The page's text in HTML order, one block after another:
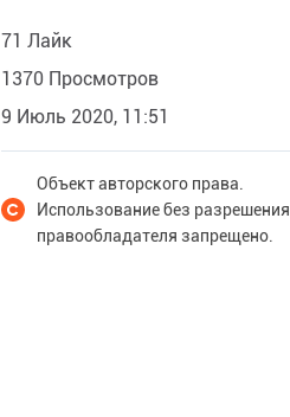
71 Лайк
1370 Просмотров
9 Июль 2020, 11:51
Объект авторского права.
Использование без разрешения
правообладателя запрещено.